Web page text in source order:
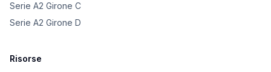
Serie A2 Girone C
Serie A2 Girone D
Risorse